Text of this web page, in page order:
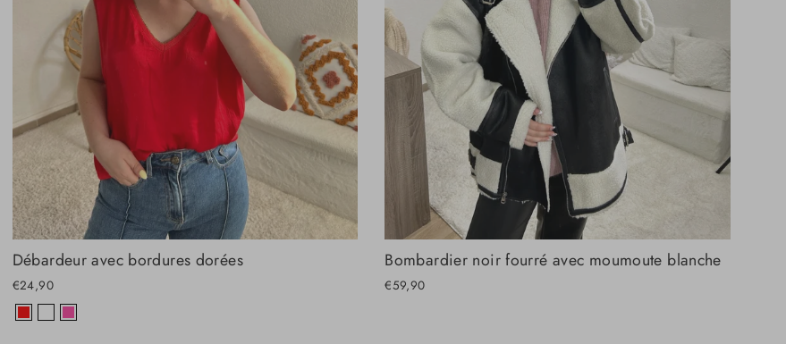
Débardeur avec bordures dorées
€24,90
Bombardier noir fourré avec moumoute blanche
€59,90